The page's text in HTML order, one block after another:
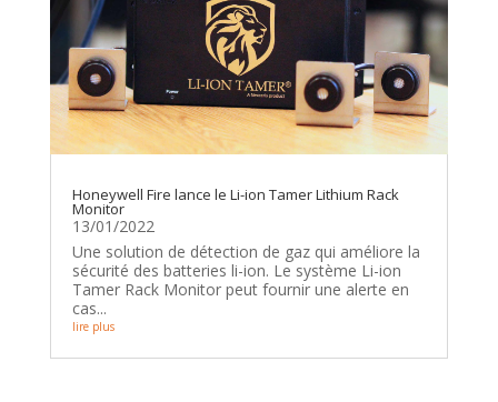
Honeywell Fire lance le Li-ion Tamer Lithium Rack
Monitor
13/01/2022
Une solution de détection de gaz qui améliore la
sécurité des batteries li-ion. Le système Li-ion
Tamer Rack Monitor peut fournir une alerte en
cas...
lire plus